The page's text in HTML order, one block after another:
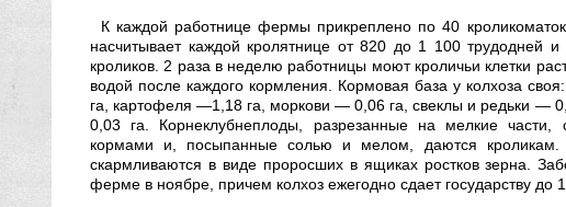
К каждой работнице фермы прикреплено по 40
насчитывает каждой кролятнице от 820 до 1 100 трудодней
кроликов. 2 раза в неделю работницы моют кроличьи клетки
водой после каждого кормления. Кормовая база у колхоза
га, картофеля —1,18 га, моркови — 0,06 га, свеклы и редьки —
0,03 га. Корнеклубнеплоды, разрезанные на мелкие части,
кормами и, посыпанные солью и мелом, даются кроликам.
скармливаются в виде проросших в ящиках ростков зерна.
ферме в ноябре, причем колхоз ежегодно сдает государству до